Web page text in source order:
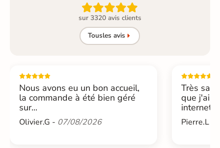

sur 3320 avis clients
Tousles avis
Nous avons eu un bon accueil,
la commande à été bien géré
sur...
Olivier.G - 07/08/2026
Très
que j'ai
internet....
Pierre.L -